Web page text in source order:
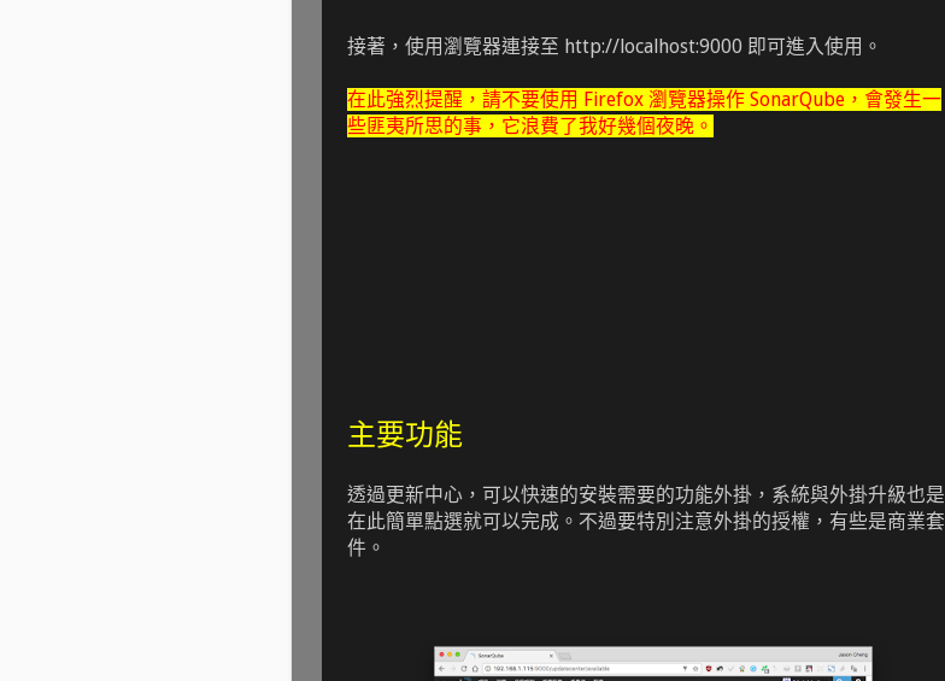
接著，使用瀏覽器連接至 http://localhost:9000 即可進入使用。
在此強烈提醒，請不要使用 Firefox 瀏覽器操作 SonarQube，會發生一
些匪夷所思的事，它浪費了我好幾個夜晚。
主要功能
透過更新中心，可以快速的安裝需要的功能外掛，系統與外掛升級也是
在此簡單點選就可以完成。不過要特別注意外掛的授權，有些是商業套
件。